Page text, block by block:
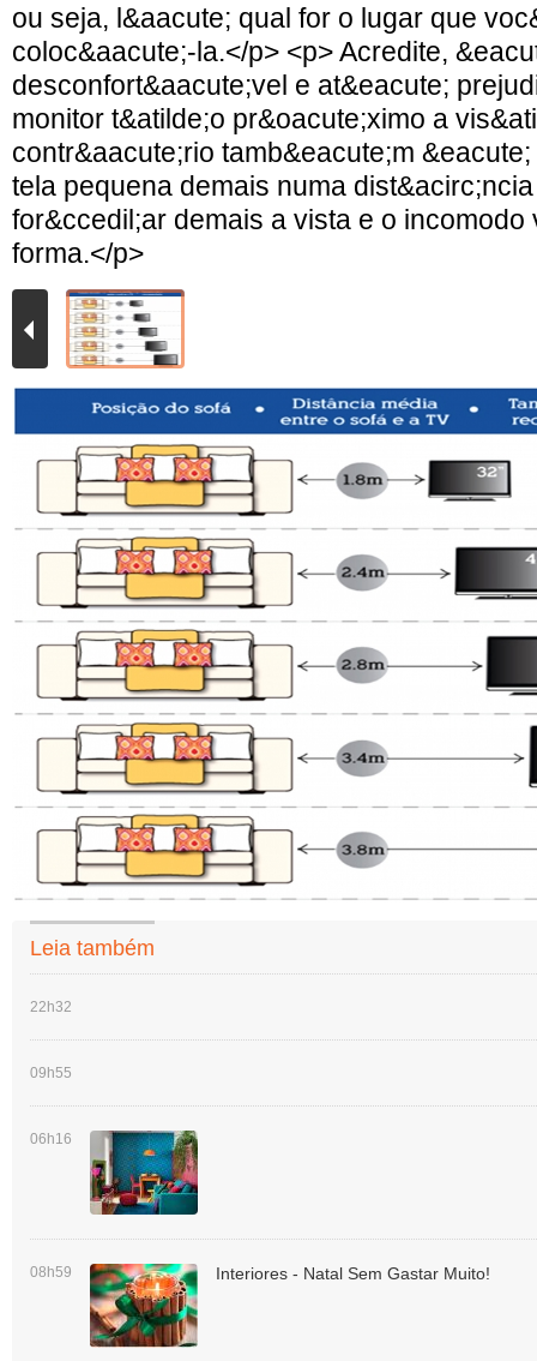
ou seja, l&aacute; qual for o lugar que
coloc&aacute;-la.</p> <p> Acredite,
desconfort&aacute;vel e at&eacute;
monitor t&atilde;o pr&oacute;ximo a
contr&aacute;rio tamb&eacute;m
tela pequena demais numa
for&ccedil;ar demais a vista e o incomodo
forma.</p>
Leia também
22h32
09h55
06h16
08h59 Interiores - Natal Sem Gastar Muito!